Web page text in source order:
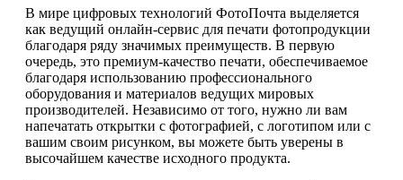
В мире цифровых технологий ФотоПочта выделяется
как ведущий онлайн-сервис для печати фотопродукции
благодаря ряду значимых преимуществ. В первую
очередь, это премиум-качество печати, обеспечиваемое
благодаря использованию профессионального
оборудования и материалов ведущих мировых
производителей. Независимо от того, нужно ли вам
напечатать открытки с фотографией, с логотипом или с
вашим своим рисунком, вы можете быть уверены в
высочайшем качестве исходного продукта.